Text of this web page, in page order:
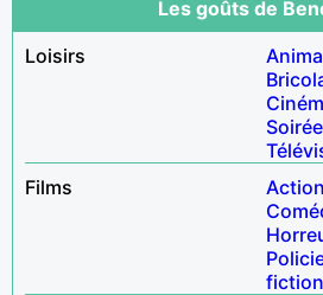
Les goûts de
Loisirs
Films
Action
fiction